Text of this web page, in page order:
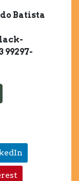
Batista
99297-